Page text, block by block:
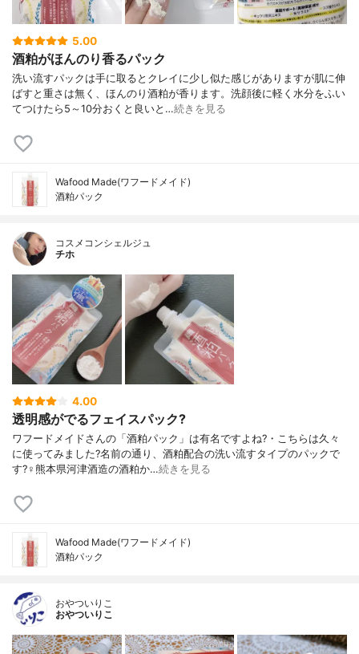
5.00
酒粕がほんのり香るパック
洗い流すパックは手に取るとクレイに少し似た感じがありますが肌に伸
ばすと重さは無く、ほんのり酒粕が香ります。洗顔後に軽く水分をふい
てつけたら5～10分おくと良いと…続きを見る
Wafood Made(ワフードメイド)
酒粕パック
コスメコンシェルジュ
チホ
4.00
透明感がでるフェイスパック?
ワフードメイドさんの「酒粕パック」は有名ですよね?・こちらは久々
に使ってみました?名前の通り、酒粕配合の洗い流すタイプのパックで
す?‍♀️熊本県河津酒造の酒粕か…続きを見る
Wafood Made(ワフードメイド)
酒粕パック
おやついりこ
おやついりこ